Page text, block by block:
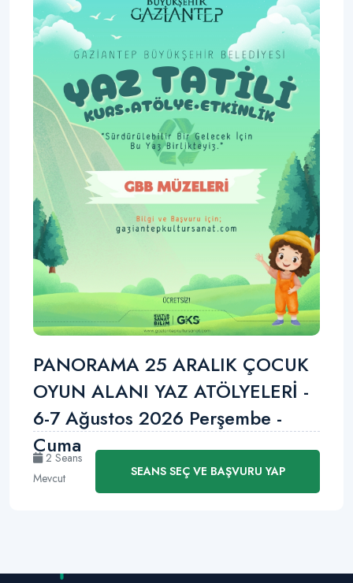
PANORAMA 25 ARALIK ÇOCUK
OYUN ALANI YAZ ATÖLYELERİ -
6-7 Ağustos 2026 Perşembe -
Cuma
2 Seans
Mevcut
SEANS SEÇ VE BAŞVURU YAP